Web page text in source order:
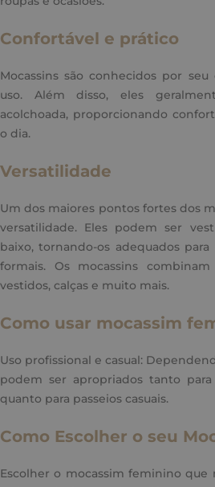
Confortável e prático
Mocassins são conhecidos por
uso. Além disso, eles
acolchoada, proporcionando
o dia.
Versatilidade
Um dos maiores pontos fortes dos
versatilidade. Eles podem ser
baixo, tornando-os adequados para
formais. Os mocassins
vestidos, calças e muito mais.
Como usar mocassim
Uso profissional e casual:
podem ser apropriados tanto
quanto para passeios casuais.
Como Escolher o seu
Escolher o mocassim feminino que